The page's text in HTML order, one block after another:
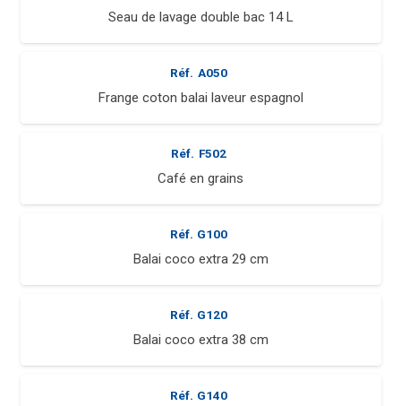
Seau de lavage double bac 14 L
Réf. A050
Frange coton balai laveur espagnol
Réf. F502
Café en grains
Réf. G100
Balai coco extra 29 cm
Réf. G120
Balai coco extra 38 cm
Réf. G140